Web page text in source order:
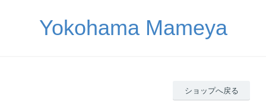
Yokohama Mameya
ショップへ戻る